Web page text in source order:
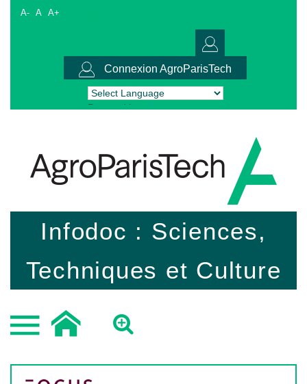
A- A A+
Connexion AgroParisTech
Powered by Translate
Infodoc : Sciences,
Techniques et Culture